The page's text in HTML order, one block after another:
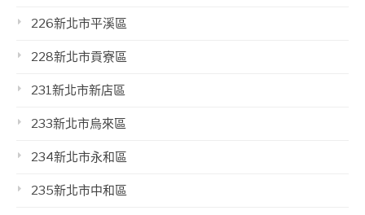
226新北市平溪區
228新北市貢寮區
231新北市新店區
233新北市烏來區
234新北市永和區
235新北市中和區